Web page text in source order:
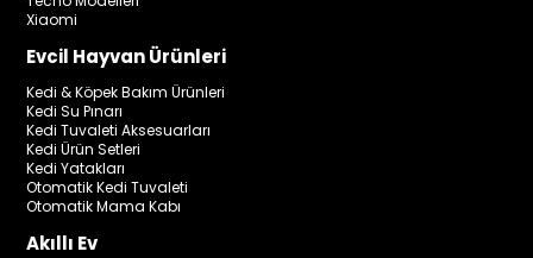
Xiaomi
Evcil Hayvan Ürünleri
Kedi & Köpek Bakım Ürünleri
Kedi Su Pınarı
Kedi Tuvaleti Aksesuarları
Kedi Ürün Setleri
Kedi Yatakları
Otomatik Kedi Tuvaleti
Otomatik Mama Kabı
Akıllı Ev